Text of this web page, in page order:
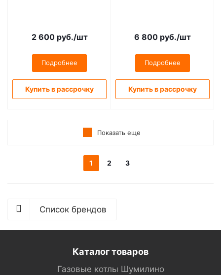
2 600руб./шт
Подробнее
Купить в рассрочку
6 800 руб./шт
Подробнее
Купить в рассрочку
Показать еще
1 2 3
Список брендов
Каталог товаров
Газовые котлы Шумилино